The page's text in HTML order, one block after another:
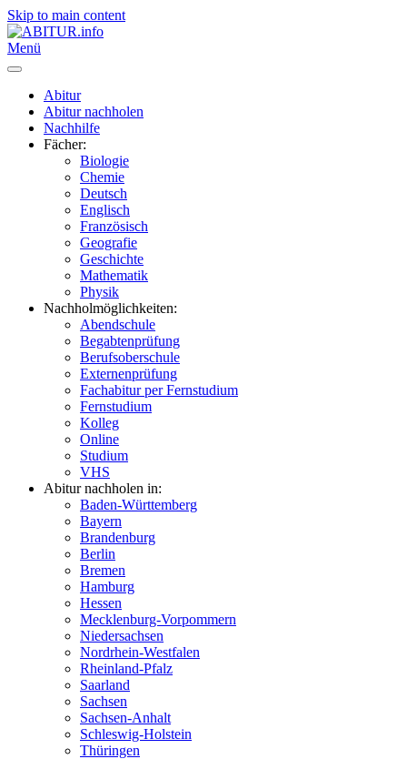
Skip to main content
Menü
Abitur
Abitur nachholen
Nachhilfe
Fächer:
Biologie
Chemie
Deutsch
Englisch
Französisch
Geografie
Geschichte
Mathematik
Physik
Nachholmöglichkeiten:
Abendschule
Begabtenprüfung
Berufsoberschule
Externenprüfung
Fachabitur per Fernstudium
Fernstudium
Kolleg
Online
Studium
VHS
Abitur nachholen in:
Baden-Württemberg
Bayern
Brandenburg
Berlin
Bremen
Hamburg
Hessen
Mecklenburg-Vorpommern
Niedersachsen
Nordrhein-Westfalen
Rheinland-Pfalz
Saarland
Sachsen
Sachsen-Anhalt
Schleswig-Holstein
Thüringen